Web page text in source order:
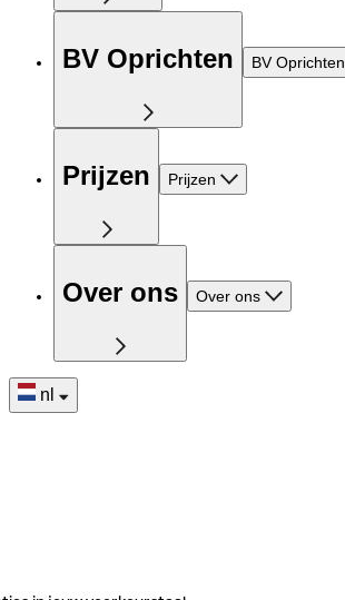
BV Oprichten BV Oprichten
Prijzen Prijzen
Over ons Over ons
nl